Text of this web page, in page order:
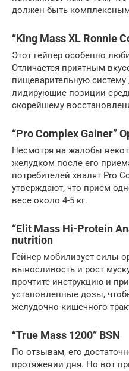
должен быть
“King Mass XL Ronnie
Этот гейнер особенно
Отличается приятным
пищеварительную
лидирующие позиции
скорейшему
“Pro Complex Gainer”
Несмотря на жалобы
желудком после его
потребителей хвалят Pro
утверждают, что прием
весе около 4-5 кг.
“Elit Mass Hi-Protein
nutrition
Гейнер мобилизует силы
выносливость и рост
прочтите инструкцию и
установленные дозы,
желудочно-кишечного
“True Mass 1200” BSN
По отзывам, его
протяжении дня. Но вот